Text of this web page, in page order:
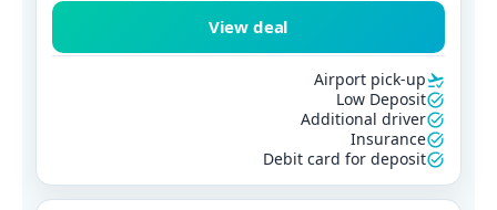
View deal
Airport pick-up
Low Deposit
Additional driver
Insurance
Debit card for deposit